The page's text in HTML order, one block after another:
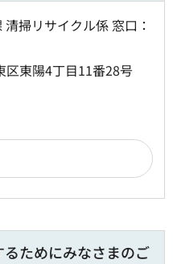
掃リサイクル係 窓口：
区東陽4丁目11番28号
ためにみなさまのご